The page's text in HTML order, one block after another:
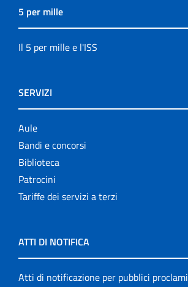
5 per mille
Il 5 per mille e l'ISS
SERVIZI
Aule
Bandi e concorsi
Biblioteca
Patrocini
Tariffe dei servizi a terzi
ATTI DI NOTIFICA
Atti di notificazione per pubblici proclami